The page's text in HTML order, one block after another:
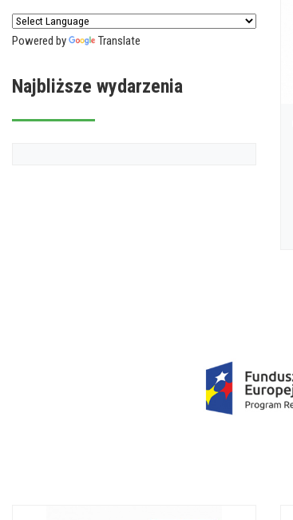
Powered by Translate
Najbliższe wydarzenia